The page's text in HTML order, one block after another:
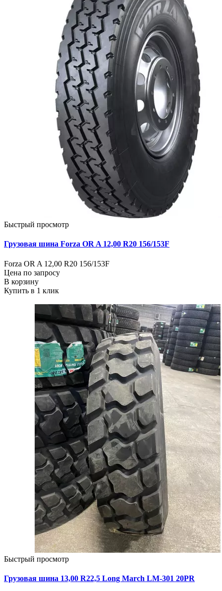
Быстрый просмотр
Грузовая шина Forza OR A 12,00 R20 156/153F
Forza OR A 12,00 R20 156/153F
Цена по запросу
В корзину
Купить в 1 клик
Быстрый просмотр
Грузовая шина 13,00 R22,5 Long March LM-301 20PR